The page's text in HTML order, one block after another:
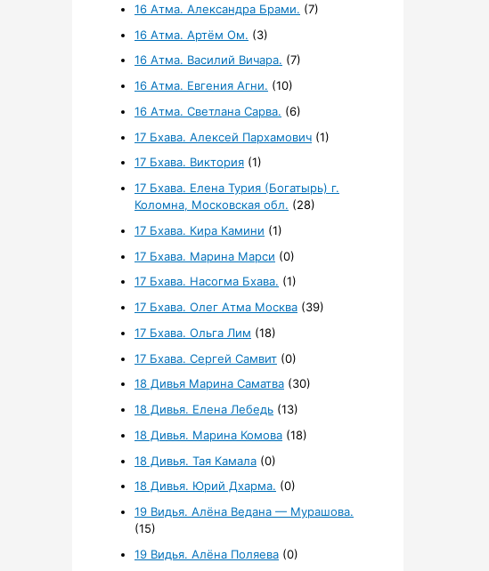
16 Атма. Александра Брами. (7)
16 Атма. Артём Ом. (3)
16 Атма. Василий Вичара. (7)
16 Атма. Евгения Агни. (10)
16 Атма. Светлана Сарва. (6)
17 Бхава. Алексей Пархамович (1)
17 Бхава. Виктория (1)
17 Бхава. Елена Турия (Богатырь) г.
Коломна, Московская обл. (28)
17 Бхава. Кира Камини (1)
17 Бхава. Марина Марси (0)
17 Бхава. Насогма Бхава. (1)
17 Бхава. Олег Атма Москва (39)
17 Бхава. Ольга Лим (18)
17 Бхава. Сергей Самвит (0)
18 Дивья Марина Саматва (30)
18 Дивья. Елена Лебедь (13)
18 Дивья. Марина Комова (18)
18 Дивья. Тая Камала (0)
18 Дивья. Юрий Дхарма. (0)
19 Видья. Алёна Ведана — Мурашова.
(15)
19 Видья. Алёна Поляева (0)